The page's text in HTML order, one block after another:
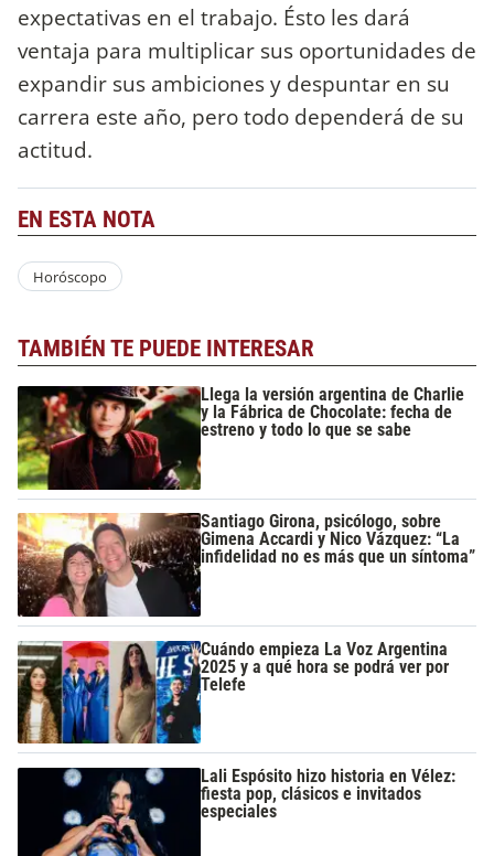
expectativas en el trabajo. Ésto les dará
ventaja para multiplicar sus oportunidades de
expandir sus ambiciones y despuntar en su
carrera este año, pero todo dependerá de su
actitud.
EN ESTA NOTA
Horóscopo
TAMBIÉN TE PUEDE INTERESAR
Llega la versión argentina de Charlie
y la Fábrica de Chocolate: fecha de
estreno y todo lo que se sabe
Santiago Girona, psicólogo, sobre
Gimena Accardi y Nico Vázquez: “La
infidelidad no es más que un síntoma”
Cuándo empieza La Voz Argentina
2025 y a qué hora se podrá ver por
Telefe
Lali Espósito hizo historia en Vélez:
fiesta pop, clásicos e invitados
especiales